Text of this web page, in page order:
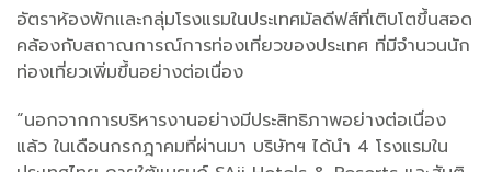
อัตราห้องพักและกลุ่มโรงแรมในประเทศมัลดีฟส์ที่เติบโตขึ้นสอด
คล้องกับสถาณการณ์การท่องเที่ยวของประเทศ ที่มีจำนวนนัก
ท่องเที่ยวเพิ่มขึ้นอย่างต่อเนื่อง
“นอกจากการบริหารงานอย่างมีประสิทธิภาพอย่างต่อเนื่อง
แล้ว ในเดือนกรกฎาคมที่ผ่านมา บริษัทฯ ได้นำ 4 โรงแรมใน